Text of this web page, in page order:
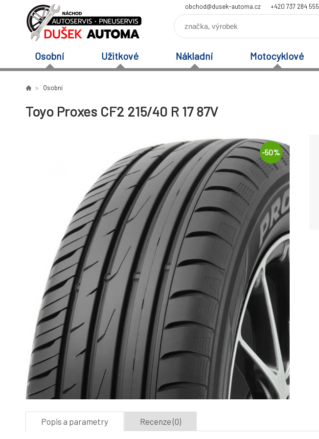
obchod@dusek-automa.cz +420 737 284 555
Osobní Užitkové Nákladní Motocyklové
Osobní
Toyo Proxes CF2 215/40 R 17 87V
-50%
Popis a parametry Recenze (0)